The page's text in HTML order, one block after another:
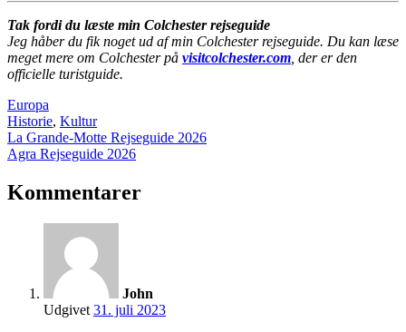
Tak fordi du læste min Colchester rejseguide
Jeg håber du fik noget ud af min Colchester rejseguide. Du kan læse
meget mere om Colchester på visitcolchester.com, der er den
officielle turistguide.
Europa
Historie, Kultur
Indlægsnavigation
La Grande-Motte Rejseguide 2026
Agra Rejseguide 2026
Kommentarer
John
Udgivet 31. juli 2023